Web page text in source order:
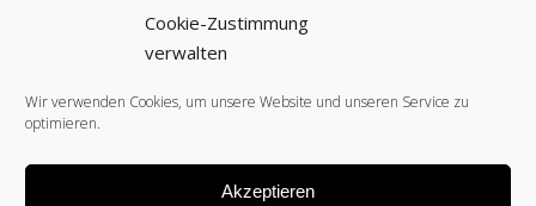
Cookie-Zustimmung
verwalten
Wir verwenden Cookies, um unsere Website und unseren Service zu
optimieren.
Akzeptieren
AGB (B2B)
COOKIE-RICHTLINIE (EU)